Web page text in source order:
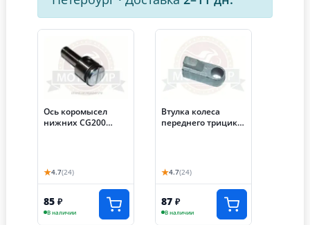
Ось коромысел
нижних CG200
★4.7(24)
85 ₽
В наличии
Втулка колеса
переднего трицикл
★4.7(24)
87 ₽
В наличии